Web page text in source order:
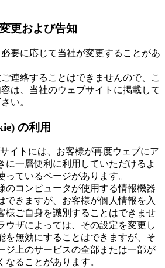
更および告知
要に応じて当社が変更することがあ
連絡することはできませんので、こ
は、当社のウェブサイトに掲載して
い。
の利用
イトには、お客様が再度ウェブにア
に一層便利に利用していただけるよ
っているページがあります。
のコンピュータが使用する情報機器
できますが、お客様が個人情報を入
様ご自身を識別することはできませ
ウザによっては、その設定を変更し
を無効にすることはできますが、そ
ジ上のサービスの全部または一部が
なることがあります。